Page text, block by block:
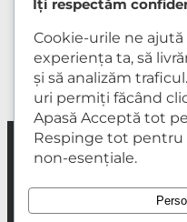
Bibliotecă
Egger A.K.
Mobilă la comandă
Regulament
Îți respectăm
Cookie-urile ne
experiența ta, să
și să analizăm
uri permiți făcând
Apasă Acceptă tot
Respinge tot pentru
non-esențiale.